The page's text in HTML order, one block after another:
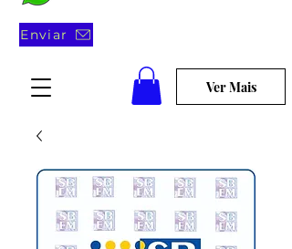
Enviar
Ver Mais